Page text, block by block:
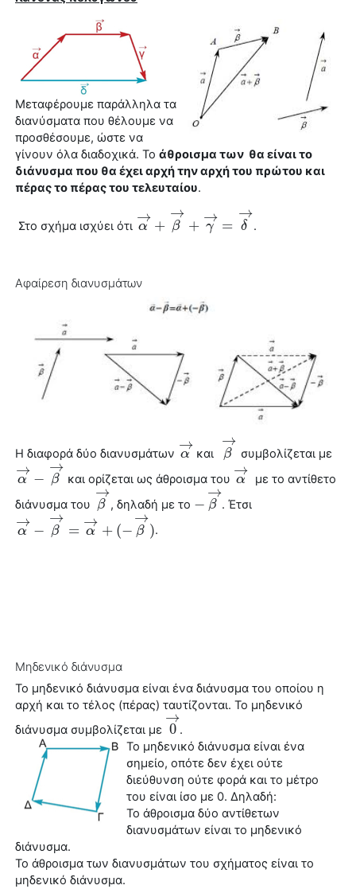
Μεταφέρουμε παράλληλα τα
διανύσματα που θέλουμε να
προσθέσουμε, ώστε να
γίνουν όλα διαδοχικά. Το άθροισμα των θα είναι το
διάνυσμα που θα έχει αρχή την αρχή του πρώτου και
πέρας το πέρας του τελευταίου.
Στο σχήμα ισχύει ότι α
→ + β
→
+ γ
→ = δ
→
α→ +β →+ γ→ =δ → .
Αφαίρεση διανυσμάτων
Η διαφορά δύο διανυσμάτων α
→
α→ και β
→
β→ συμβολίζεται με
α
→ − β
→
α→ −β → και ορίζεται ως άθροισμα του α
→
α→
με το αντίθετο
διάνυσμα του β
→
β→, δηλαδή με το − β
→
−β→ . Έτσι
α
→ − β
→
= α
→ + (− β
→
)
α→ −β →= α→ +( −β→) .
Μηδενικό διάνυσμα
Το μηδενικό διάνυσμα είναι ένα διάνυσμα του οποίου η
αρχή και το τέλος (πέρας) ταυτίζονται. Το μηδενικό
διάνυσμα συμβολίζεται με 0
→
0→.
Το μηδενικό διάνυσμα είναι ένα
σημείο, οπότε δεν έχει ούτε
διεύθυνση ούτε φορά και το μέτρο
του είναι ίσο με 0. Δηλαδή:
Το άθροισμα δύο αντίθετων
διανυσμάτων είναι το μηδενικό
διάνυσμα.
Το άθροισμα των διανυσμάτων του σχήματος είναι το
μηδενικό διάνυσμα.